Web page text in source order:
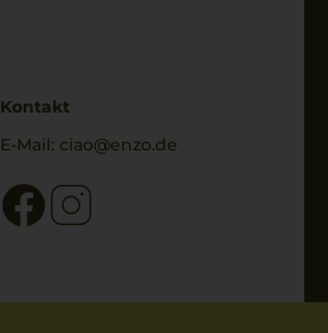
Kontakt
E-Mail: ciao@enzo.de